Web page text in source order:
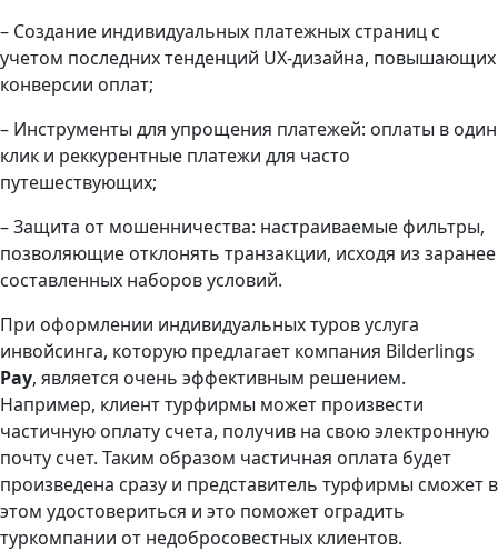
– Создание индивидуальных платежных страниц с
учетом последних тенденций UX-дизайна, повышающих
конверсии оплат;
– Инструменты для упрощения платежей: оплаты в один
клик и реккурентные платежи для часто
путешествующих;
– Защита от мошенничества: настраиваемые фильтры,
позволяющие отклонять транзакции, исходя из заранее
составленных наборов условий.
При оформлении индивидуальных туров услуга
инвойсинга, которую предлагает компания Bilderlings
Pay, является очень эффективным решением.
Например, клиент турфирмы может произвести
частичную оплату счета, получив на свою электронную
почту счет. Таким образом частичная оплата будет
произведена сразу и представитель турфирмы сможет в
этом удостовериться и это поможет оградить
туркомпании от недобросовестных клиентов.